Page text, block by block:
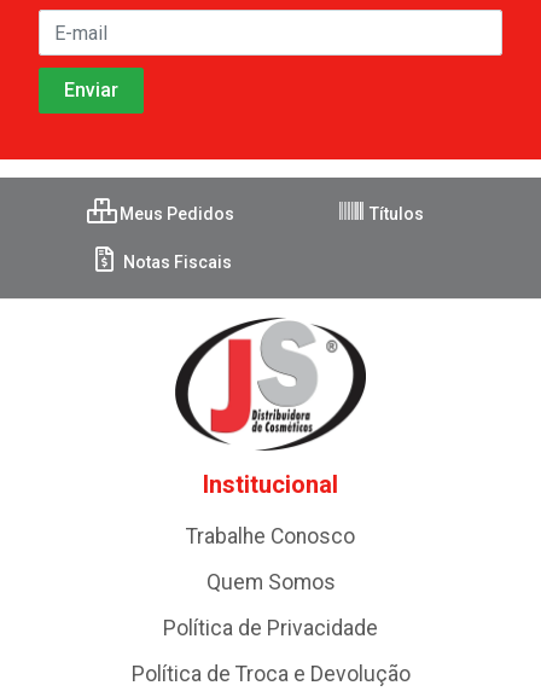
Meus Pedidos Títulos
Notas Fiscais
Institucional
Trabalhe Conosco
Quem Somos
Política de Privacidade
Política de Troca e Devolução